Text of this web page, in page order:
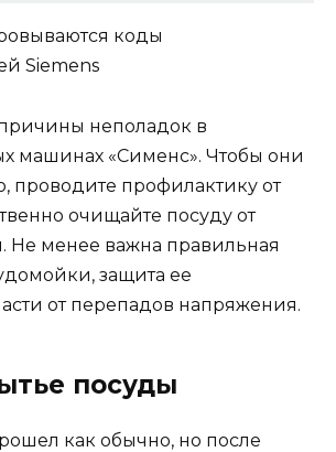
неполадок в
машинах «Сименс». Чтобы они
проводите профилактику от
очищайте посуду от
Не менее важна правильная
защита ее
от перепадов напряжения.
посуды
как обычно, но после